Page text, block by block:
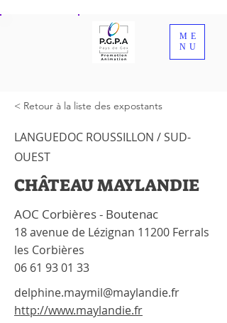
ME
NU
< Retour à la liste des expostants
LANGUEDOC ROUSSILLON / SUD-
OUEST
CHÂTEAU MAYLANDIE
AOC Corbières - Boutenac
18 avenue de Lézignan 11200 Ferrals
les Corbières
06 61 93 01 33
delphine.maymil@maylandie.fr
http://www.maylandie.fr